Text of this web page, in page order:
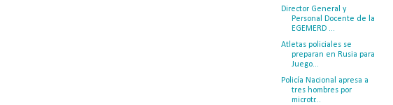
Director General y
Personal Docente de la
EGEMERD ...
Atletas policiales se
preparan en Rusia para
Juego...
Policía Nacional apresa a
tres hombres por
microtr...